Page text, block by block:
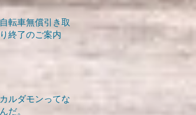
自転車無償引き取
り終了のご案内
カルダモンってな
んだ。